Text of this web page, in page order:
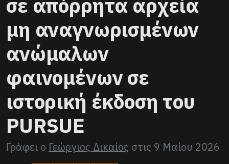
σε απόρρητα αρχεία
μη αναγνωρισμένων
ανώμαλων
φαινομένων σε
ιστορική έκδοση του
PURSUE
Γράφει ο Γεώργιος Δικαίος στις 9 Μαίου 2026